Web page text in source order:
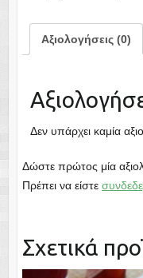
Αξιολογήσεις (0)
Δεν υπάρχει καμία
Δώστε πρώτος μία
Πρέπει να είστε
Σχετικά